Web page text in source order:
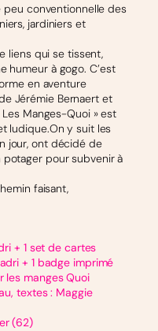
peu conventionnelle des
jardiniers et
liens qui se tissent,
humeur à gogo. C’est
en aventure
Jérémie Bernaert et
Les Manges-Quoi » est
ludique.On y suit les
jour, ont décidé de
pour subvenir à
faisant,
+ 1 set de cartes
+ 1 badge imprimé
les manges Quoi
textes : Maggie
(62)